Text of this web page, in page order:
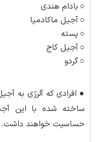
○ بادام هندی
○آجیل ماکادمیا
○ پسته
○آجیل کاج
○گردو
● افرادی که آلرژی به
ساخته شده با این
حساسیت خواهند داشت.